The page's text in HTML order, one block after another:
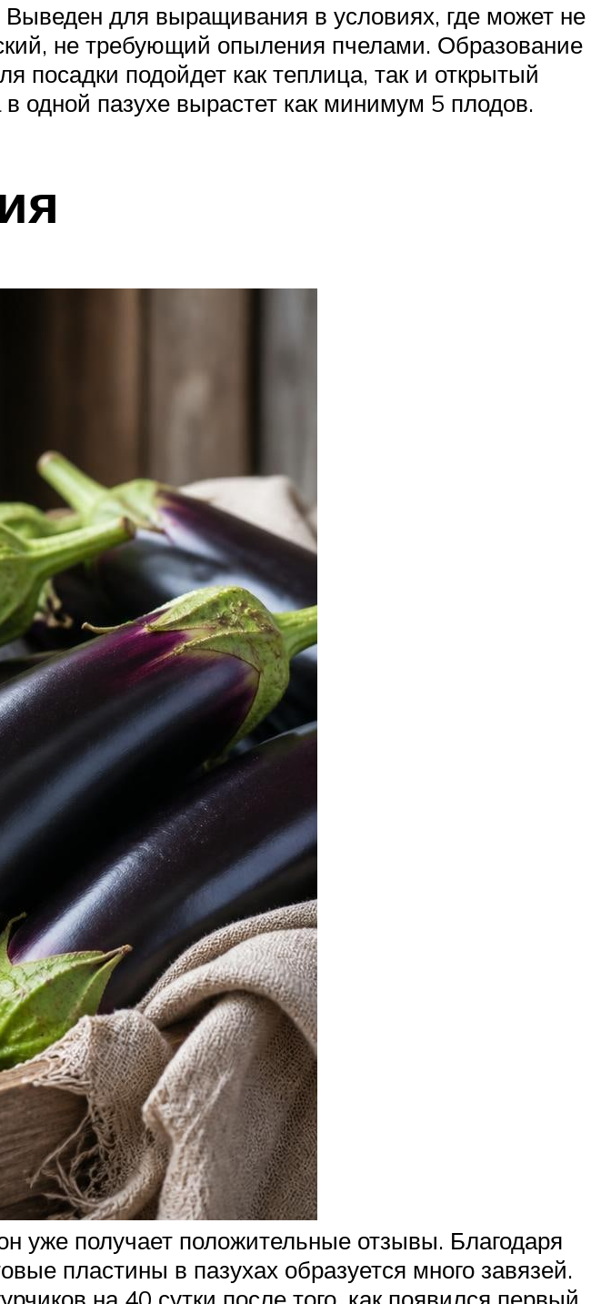
для выращивания в условиях, где может не
не требующий опыления пчелами. Образование
посадки подойдет как теплица, так и открытый
одной пазухе вырастет как минимум 5 плодов.
уже получает положительные отзывы. Благодаря
пластины в пазухах образуется много завязей.
на 40 сутки после того, как появился первый